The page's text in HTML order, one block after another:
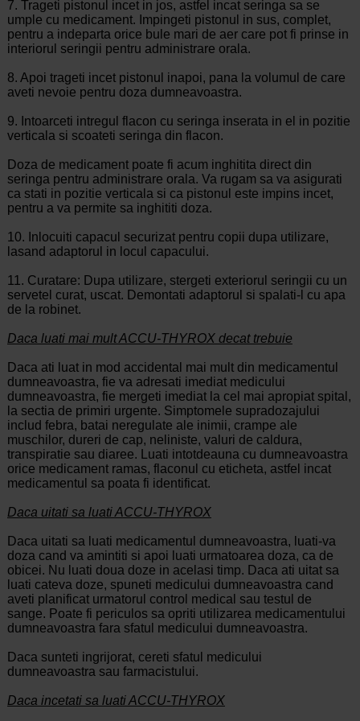
7. Trageti pistonul incet in jos, astfel incat seringa sa se
umple cu medicament. Impingeti pistonul in sus, complet,
pentru a indeparta orice bule mari de aer care pot fi prinse in
interiorul seringii pentru administrare orala.
8. Apoi trageti incet pistonul inapoi, pana la volumul de care
aveti nevoie pentru doza dumneavoastra.
9. Intoarceti intregul flacon cu seringa inserata in el in pozitie
verticala si scoateti seringa din flacon.
Doza de medicament poate fi acum inghitita direct din
seringa pentru administrare orala. Va rugam sa va asigurati
ca stati in pozitie verticala si ca pistonul este impins incet,
pentru a va permite sa inghititi doza.
10. Inlocuiti capacul securizat pentru copii dupa utilizare,
lasand adaptorul in locul capacului.
11. Curatare: Dupa utilizare, stergeti exteriorul seringii cu un
servetel curat, uscat. Demontati adaptorul si spalati-l cu apa
de la robinet.
Daca luati mai mult ACCU-THYROX decat trebuie
Daca ati luat in mod accidental mai mult din medicamentul
dumneavoastra, fie va adresati imediat medicului
dumneavoastra, fie mergeti imediat la cel mai apropiat spital,
la sectia de primiri urgente. Simptomele supradozajului
includ febra, batai neregulate ale inimii, crampe ale
muschilor, dureri de cap, neliniste, valuri de caldura,
transpiratie sau diaree. Luati intotdeauna cu dumneavoastra
orice medicament ramas, flaconul cu eticheta, astfel incat
medicamentul sa poata fi identificat.
Daca uitati sa luati ACCU-THYROX
Daca uitati sa luati medicamentul dumneavoastra, luati-va
doza cand va amintiti si apoi luati urmatoarea doza, ca de
obicei. Nu luati doua doze in acelasi timp. Daca ati uitat sa
luati cateva doze, spuneti medicului dumneavoastra cand
aveti planificat urmatorul control medical sau testul de
sange. Poate fi periculos sa opriti utilizarea medicamentului
dumneavoastra fara sfatul medicului dumneavoastra.
Daca sunteti ingrijorat, cereti sfatul medicului
dumneavoastra sau farmacistului.
Daca incetati sa luati ACCU-THYROX